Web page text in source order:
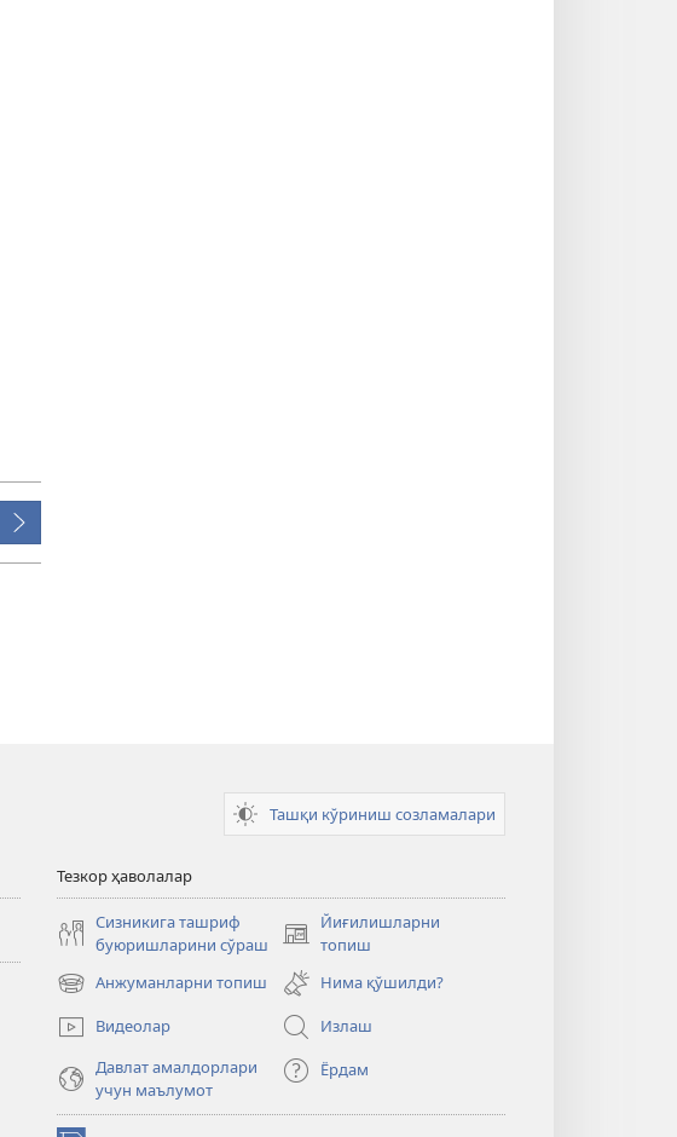
Ташқи кўриниш созламалари
Тезкор ҳаволалар
Сизникига ташриф
буюришларини сўраш
Йиғилишларни
топиш
(янги
ойнада
очилади)
Анжуманларни топиш
(янги
ойнада
очилади)
Нима қўшилди?
Видеолар
Излаш
Давлат амалдорлари
учун маълумот
Ёрдам